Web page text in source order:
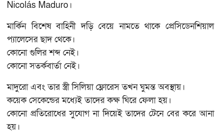
Nicolás Maduro।
মার্কিন বিশেষ বাহিনী দড়ি বেয়ে নামতে থাকে প্রেসিডেনশিয়াল
প্যালেসের ছাদ থেকে।
কোনো গুলির শব্দ নেই।
কোনো সতর্কবার্তা নেই।
মাদুরো এবং তার স্ত্রী সিলিয়া ফ্লোরেস তখন ঘুমন্ত অবস্থায়।
কয়েক সেকেন্ডের মধ্যেই তাদের কক্ষ ঘিরে ফেলা হয়।
কোনো প্রতিরোধের সুযোগ না দিয়েই তাদের টেনে বের করে আনা
হয়।